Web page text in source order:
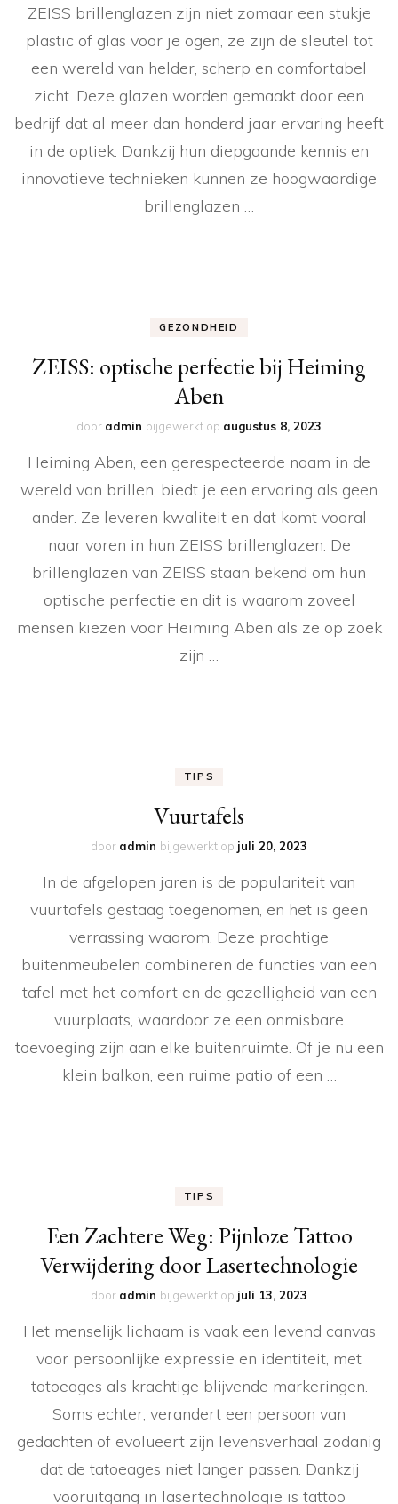
ZEISS brillenglazen zijn niet zomaar een stukje
plastic of glas voor je ogen, ze zijn de sleutel tot
een wereld van helder, scherp en comfortabel
zicht. Deze glazen worden gemaakt door een
bedrijf dat al meer dan honderd jaar ervaring heeft
in de optiek. Dankzij hun diepgaande kennis en
innovatieve technieken kunnen ze hoogwaardige
brillenglazen …
GEZONDHEID
ZEISS: optische perfectie bij Heiming
Aben
door admin bijgewerkt op augustus 8, 2023
Heiming Aben, een gerespecteerde naam in de
wereld van brillen, biedt je een ervaring als geen
ander. Ze leveren kwaliteit en dat komt vooral
naar voren in hun ZEISS brillenglazen. De
brillenglazen van ZEISS staan bekend om hun
optische perfectie en dit is waarom zoveel
mensen kiezen voor Heiming Aben als ze op zoek
zijn …
TIPS
Vuurtafels
door admin bijgewerkt op juli 20, 2023
In de afgelopen jaren is de populariteit van
vuurtafels gestaag toegenomen, en het is geen
verrassing waarom. Deze prachtige
buitenmeubelen combineren de functies van een
tafel met het comfort en de gezelligheid van een
vuurplaats, waardoor ze een onmisbare
toevoeging zijn aan elke buitenruimte. Of je nu een
klein balkon, een ruime patio of een …
TIPS
Een Zachtere Weg: Pijnloze Tattoo
Verwijdering door Lasertechnologie
door admin bijgewerkt op juli 13, 2023
Het menselijk lichaam is vaak een levend canvas
voor persoonlijke expressie en identiteit, met
tatoeages als krachtige blijvende markeringen.
Soms echter, verandert een persoon van
gedachten of evolueert zijn levensverhaal zodanig
dat de tatoeages niet langer passen. Dankzij
vooruitgang in lasertechnologie is tattoo